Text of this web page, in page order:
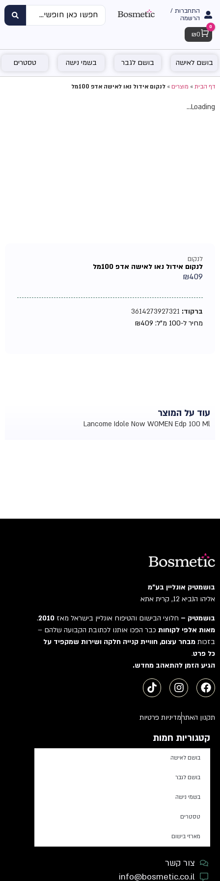
התחברות /
הרשמה
Cart
0
₪ 0
בושם לאישה בושם לגבר בשמי נישה טסטרים
דף הבית»מוצרים»לנקום אידול נאו לאישה אדפ 100מל
Loading...
לנקום
לנקום אידול נאו לאישה אדפ 100מל
₪409
ברקוד:3614273927321
מחיר ל-100 מ"ל:
₪409
עוד על המוצר
Lancome Idole Now WOMEN Edp 100 Ml
בושמטיק אונליין בע"מ
אליהו הנביא 12, קרית אתא
בושמטיק –חלוצי הבישום והטיפוח אונליין בישראל מאז2010
.
מאות אלפי לקוחותכבר הפכו אותנו לכתובת הקבועה שלהם –
בזכותמבחר עצום, חוויית קנייה חלקה ושירות שמקפיד על
כל פרט.
הגיע הזמן להתאהב מחדש.
תקנון האתרמדיניות פרטיות
קטגוריות חמות
בושם לאישה
בושם לגבר
בשמי נישה
טסטרים
מארזי בישום
צור קשר
info@bosmetic.co.il